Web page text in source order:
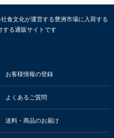
食文化が運営する豊洲市場に入荷する
する通販サイトです
お客様情報の登録
よくあるご質問
送料・商品のお届け